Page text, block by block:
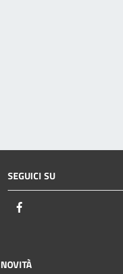
SEGUICI SU
NOVITÀ